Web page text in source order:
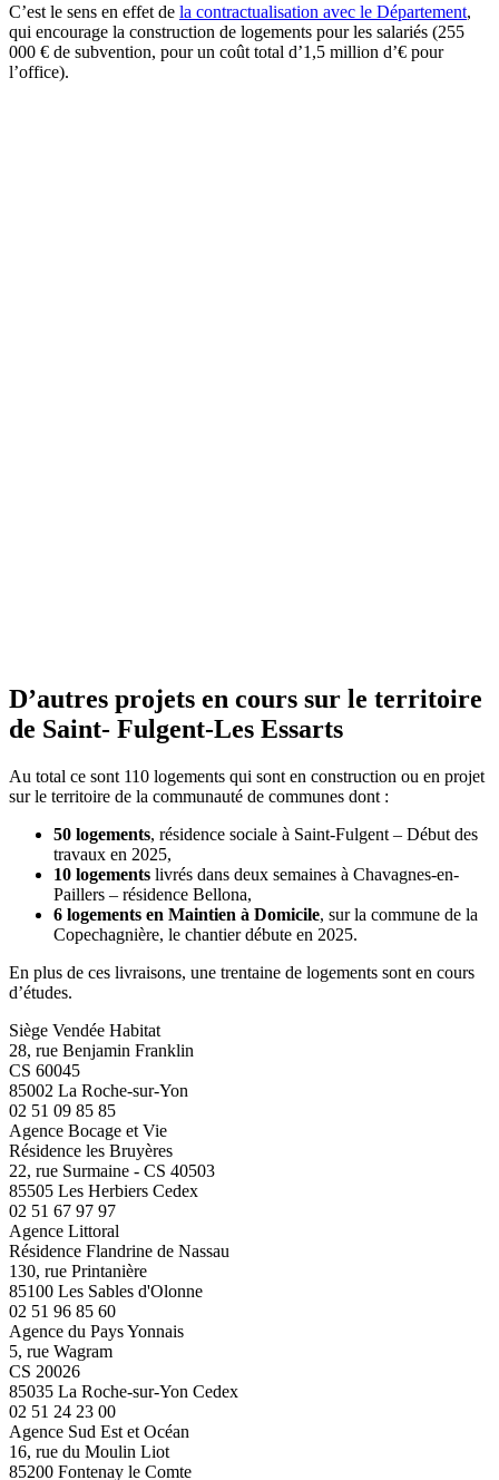
C’est le sens en effet de la contractualisation avec le Département,
qui encourage la construction de logements pour les salariés (255
000 € de subvention, pour un coût total d’1,5 million d’€ pour
l’office).
D’autres projets en cours sur le territoire
de Saint- Fulgent-Les Essarts
Au total ce sont 110 logements qui sont en construction ou en projet
sur le territoire de la communauté de communes dont :
50 logements, résidence sociale à Saint-Fulgent – Début des
travaux en 2025,
10 logements livrés dans deux semaines à Chavagnes-en-
Paillers – résidence Bellona,
6 logements en Maintien à Domicile, sur la commune de la
Copechagnière, le chantier débute en 2025.
En plus de ces livraisons, une trentaine de logements sont en cours
d’études.
Siège Vendée Habitat
28, rue Benjamin Franklin
CS 60045
85002 La Roche-sur-Yon
02 51 09 85 85
Agence Bocage et Vie
Résidence les Bruyères
22, rue Surmaine - CS 40503
85505 Les Herbiers Cedex
02 51 67 97 97
Agence Littoral
Résidence Flandrine de Nassau
130, rue Printanière
85100 Les Sables d'Olonne
02 51 96 85 60
Agence du Pays Yonnais
5, rue Wagram
CS 20026
85035 La Roche-sur-Yon Cedex
02 51 24 23 00
Agence Sud Est et Océan
16, rue du Moulin Liot
85200 Fontenay le Comte